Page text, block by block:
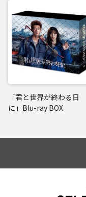
「君と世界が終わる日
に」Blu-ray BOX